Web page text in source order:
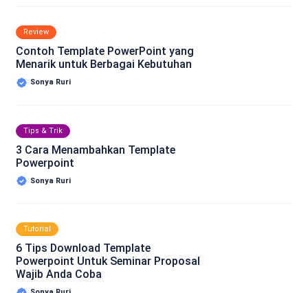
Review
Contoh Template PowerPoint yang
Menarik untuk Berbagai Kebutuhan
Sonya Ruri
Tips & Trik
3 Cara Menambahkan Template
Powerpoint
Sonya Ruri
Tutorial
6 Tips Download Template
Powerpoint Untuk Seminar Proposal
Wajib Anda Coba